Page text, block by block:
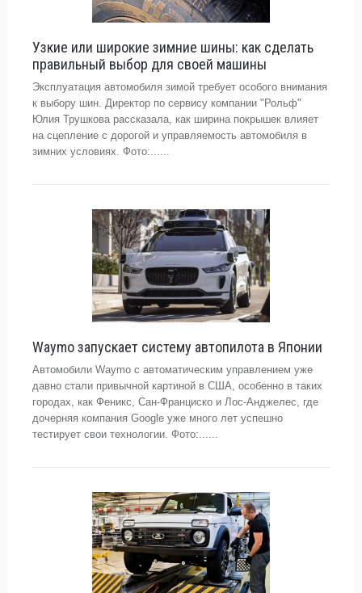
Узкие или широкие зимние шины: как сделать
правильный выбор для своей машины
Эксплуатация автомобиля зимой требует особого внимания
к выбору шин. Директор по сервису компании "Рольф"
Юлия Трушкова рассказала, как ширина покрышек влияет
на сцепление с дорогой и управляемость автомобиля в
зимних условиях. Фото:......
Waymo запускает систему автопилота в Японии
Автомобили Waymo с автоматическим управлением уже
давно стали привычной картиной в США, особенно в таких
городах, как Феникс, Сан-Франциско и Лос-Анджелес, где
дочерняя компания Google уже много лет успешно
тестирует свои технологии. Фото:......